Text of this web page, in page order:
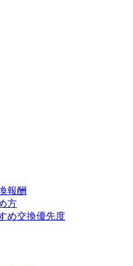
報酬
方
め交換優先度